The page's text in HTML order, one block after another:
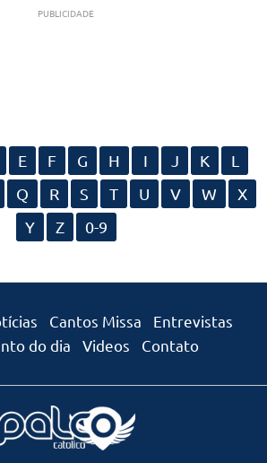
PUBLICIDADE
E F G H I J K
L
Q R S T U V W
X
Y
Z 0-9
Cantos Missa
Entrevistas
do dia Videos Contato